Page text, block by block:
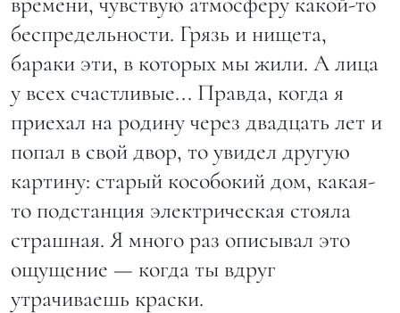
беспредельности. Грязь и нищета,
бараки эти, в которых мы жили. А лица
у всех счастливые... Правда, когда я
приехал на родину через двадцать лет и
попал в свой двор, то увидел другую
картину: старый кособокий дом, какая-
то подстанция электрическая стояла
страшная. Я много раз описывал это
ощущение — когда ты вдруг
утрачиваешь краски.